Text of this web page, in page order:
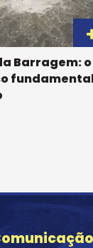
Barragem: o